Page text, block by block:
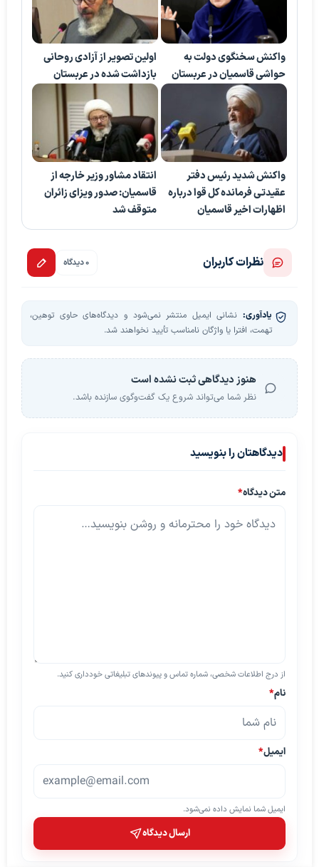
واکنش سخنگوی دولت به
حواشی قاسمیان در عربستان
اولین تصویر از آزادی روحانی
بازداشت شده در عربستان
واکنش شدید رئیس دفتر
عقیدتی فرمانده کل قوا درباره
اظهارات اخیر قاسمیان
انتقاد مشاور وزیر خارجه از
قاسمیان: صدور ویزای زائران
متوقف شد
نظرات کاربران 0 دیدگاه
یادآوری: نشانی ایمیل منتشر نمی‌شود و دیدگاه‌های حاوی توهین،
تهمت، افترا یا واژگان نامناسب تأیید نخواهند شد.
هنوز دیدگاهی ثبت نشده است
نظر شما می‌تواند شروع یک گفت‌وگوی سازنده باشد.
دیدگاهتان را بنویسید
متن دیدگاه*
از درج اطلاعات شخصی، شماره تماس و پیوندهای تبلیغاتی خودداری کنید.
نام*
ایمیل*
ایمیل شما نمایش داده نمی‌شود.
ارسال دیدگاه